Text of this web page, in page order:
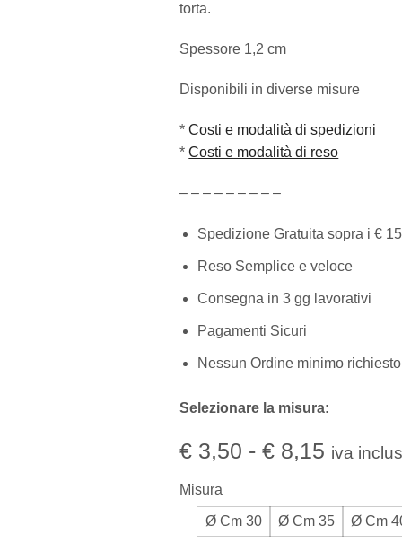
torta.
Spessore 1,2 cm
Disponibili in diverse misure
*Costi e modalità di spedizioni
*Costi e modalità di reso
– – – – – – – – –
Spedizione Gratuita sopra i €
Reso Semplice e veloce
Consegna in 3 gg lavorativi
Pagamenti Sicuri
Nessun Ordine minimo richiesto
Selezionare la misura:
€ 3,50 - € 8,15 iva
Misura
Ø Cm 30 Ø Cm 35 Ø Cm